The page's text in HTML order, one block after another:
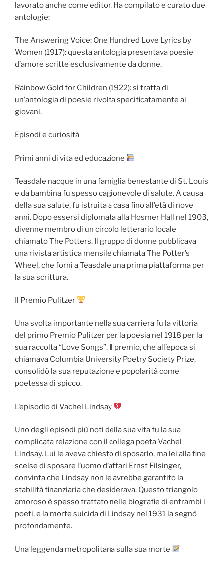
lavorato anche come editor. Ha compilato e curato due
antologie:
The Answering Voice: One Hundred Love Lyrics by
Women (1917): questa antologia presentava poesie
d’amore scritte esclusivamente da donne.
Rainbow Gold for Children (1922): si tratta di
un’antologia di poesie rivolta specificatamente ai
giovani.
Episodi e curiosità
Primi anni di vita ed educazione
Teasdale nacque in una famiglia benestante di St. Louis
e da bambina fu spesso cagionevole di salute. A causa
della sua salute, fu istruita a casa fino all’età di nove
anni. Dopo essersi diplomata alla Hosmer Hall nel 1903,
divenne membro di un circolo letterario locale
chiamato The Potters. Il gruppo di donne pubblicava
una rivista artistica mensile chiamata The Potter’s
Wheel, che fornì a Teasdale una prima piattaforma per
la sua scrittura.
Il Premio Pulitzer
Una svolta importante nella sua carriera fu la vittoria
del primo Premio Pulitzer per la poesia nel 1918 per la
sua raccolta “Love Songs”. Il premio, che all’epoca si
chiamava Columbia University Poetry Society Prize,
consolidò la sua reputazione e popolarità come
poetessa di spicco.
L’episodio di Vachel Lindsay
Uno degli episodi più noti della sua vita fu la sua
complicata relazione con il collega poeta Vachel
Lindsay. Lui le aveva chiesto di sposarlo, ma lei alla fine
scelse di sposare l’uomo d’affari Ernst Filsinger,
convinta che Lindsay non le avrebbe garantito la
stabilità finanziaria che desiderava. Questo triangolo
amoroso è spesso trattato nelle biografie di entrambi i
poeti, e la morte suicida di Lindsay nel 1931 la segnò
profondamente.
Una leggenda metropolitana sulla sua morte